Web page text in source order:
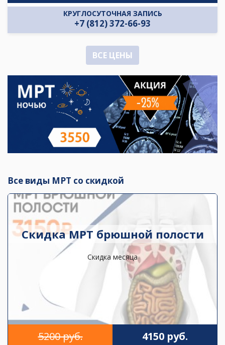
КРУГЛОСУТОЧНАЯ ЗАПИСЬ
+7 (812) 372-66-93
ВСЕ ЦЕНЫ
Все виды МРТ со скидкой
Скидка МРТ брюшной полости
Скидка месяца
5200 руб. 4150 руб.